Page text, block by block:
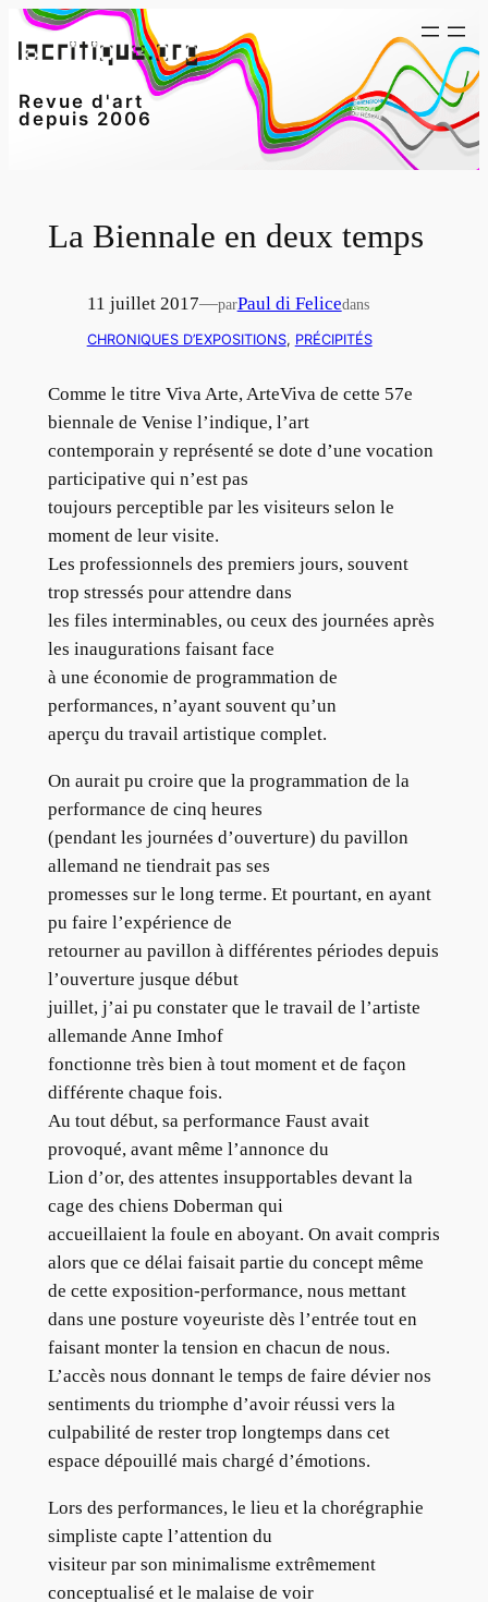
Aller
au
Revue d'art
depuis 2006
La Biennale en deux temps
11 juillet 2017—parPaul di Felicedans
CHRONIQUES D’EXPOSITIONS, PRÉCIPITÉS
Comme le titre Viva Arte, ArteViva de cette 57e
biennale de Venise l’indique, l’art
contemporain y représenté se dote d’une vocation
participative qui n’est pas
toujours perceptible par les visiteurs selon le
moment de leur visite.
Les professionnels des premiers jours, souvent
trop stressés pour attendre dans
les files interminables, ou ceux des journées après
les inaugurations faisant face
à une économie de programmation de
performances, n’ayant souvent qu’un
aperçu du travail artistique complet.
On aurait pu croire que la programmation de la
performance de cinq heures
(pendant les journées d’ouverture) du pavillon
allemand ne tiendrait pas ses
promesses sur le long terme. Et pourtant, en ayant
pu faire l’expérience de
retourner au pavillon à différentes périodes depuis
l’ouverture jusque début
juillet, j’ai pu constater que le travail de l’artiste
allemande Anne Imhof
fonctionne très bien à tout moment et de façon
différente chaque fois.
Au tout début, sa performance Faust avait
provoqué, avant même l’annonce du
Lion d’or, des attentes insupportables devant la
cage des chiens Doberman qui
accueillaient la foule en aboyant. On avait compris
alors que ce délai faisait partie du concept même
de cette exposition-performance, nous mettant
dans une posture voyeuriste dès l’entrée tout en
faisant monter la tension en chacun de nous.
L’accès nous donnant le temps de faire dévier nos
sentiments du triomphe d’avoir réussi vers la
culpabilité de rester trop longtemps dans cet
espace dépouillé mais chargé d’émotions.
Lors des performances, le lieu et la chorégraphie
simpliste capte l’attention du
visiteur par son minimalisme extrêmement
conceptualisé et le malaise de voir